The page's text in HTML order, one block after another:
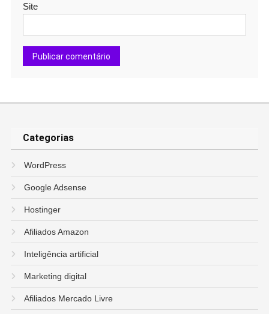
Site
Categorias
WordPress
Google Adsense
Hostinger
Afiliados Amazon
Inteligência artificial
Marketing digital
Afiliados Mercado Livre